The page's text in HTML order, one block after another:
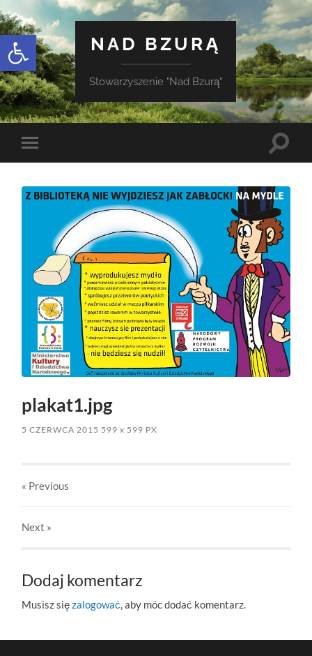
Otwórz pasek narzędzi
NAD BZURĄ
Stowarzyszenie "Nad Bzurą"
Toggle
mobile
Toggle
plakat1.jpg
5 CZERWCA 2015 599x 599 PX
« Previous
Next »
Dodaj komentarz
Musisz sięzalogować, aby móc dodać komentarz.